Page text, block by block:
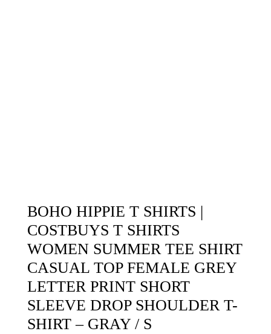
BOHO HIPPIE T SHIRTS |
COSTBUYS T SHIRTS
WOMEN SUMMER TEE SHIRT
CASUAL TOP FEMALE GREY
LETTER PRINT SHORT
SLEEVE DROP SHOULDER T-
SHIRT – GRAY / S